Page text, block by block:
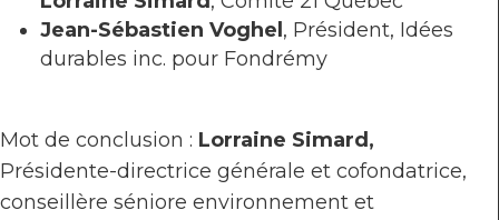
Jean-Sébastien Voghel , Président, Idées
durables inc. pour Fondrémy
Mot de conclusion : Lorraine Simard,
Présidente-directrice générale et cofondatrice,
conseillère séniore environnement et